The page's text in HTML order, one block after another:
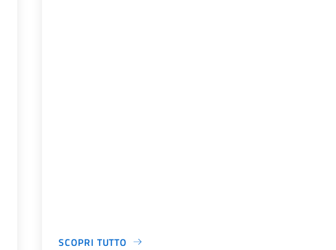
SCOPRI TUTTO